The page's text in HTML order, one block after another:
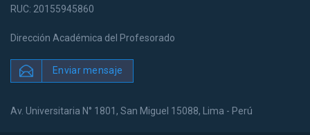
RUC: 20155945860
Dirección Académica del Profesorado
Enviar mensaje
Av. Universitaria N° 1801, San Miguel 15088, Lima - Perú